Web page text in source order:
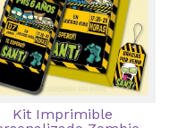
Kit Imprimible